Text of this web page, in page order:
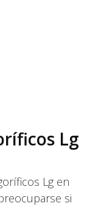
Lg
Lg en
si